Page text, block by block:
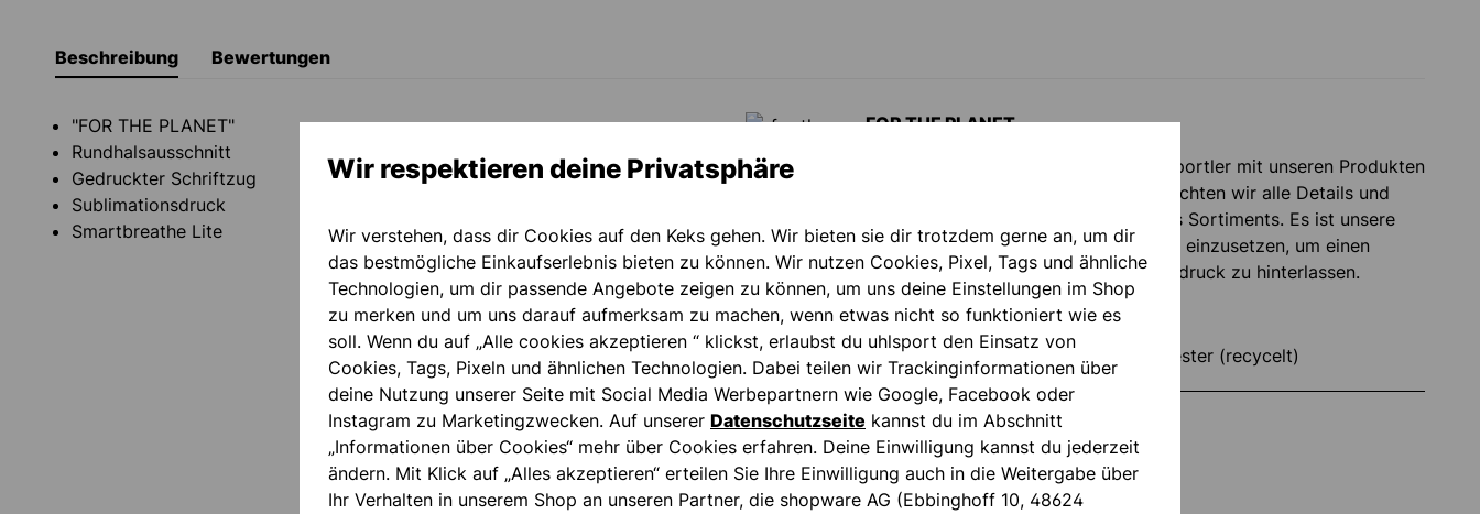
Beschreibung Bewertungen
"FOR THE PLANET"
Rundhalsausschnitt
Gedruckter Schriftzug
Sublimationsdruck
Smartbreathe Lite
FOR THE PLANET
Unser Ziel ist es, Sportlerinnen und Sportler mit unseren Produkten
zu unterstützen. Faser für Faser betrachten wir alle Details und
verbessern die Nachhaltigkeit unseres Sortiments. Es ist unsere
Pflicht natürliche Ressourcen bedacht einzusetzen, um einen
kleinstmöglichen ökologischen Fußabdruck zu hinterlassen.
Materialcode: 100% Polyester (recycelt)
Artikelnummer
Wir respektieren deine Privatsphäre
Wir verstehen, dass dir Cookies auf den Keks gehen. Wir bieten sie dir trotzdem gerne an, um dir
das bestmögliche Einkaufserlebnis bieten zu können. Wir nutzen Cookies, Pixel, Tags und ähnliche
Technologien, um dir passende Angebote zeigen zu können, um uns deine Einstellungen im Shop
zu merken und um uns darauf aufmerksam zu machen, wenn etwas nicht so funktioniert wie es
soll. Wenn du auf „Alle cookies akzeptieren “ klickst, erlaubst du uhlsport den Einsatz von
Cookies, Tags, Pixeln und ähnlichen Technologien. Dabei teilen wir Trackinginformationen über
deine Nutzung unserer Seite mit Social Media Werbepartnern wie Google, Facebook oder
Instagram zu Marketingzwecken. Auf unserer Datenschutzseite kannst du im Abschnitt
„Informationen über Cookies“ mehr über Cookies erfahren. Deine Einwilligung kannst du jederzeit
ändern. Mit Klick auf „Alles akzeptieren“ erteilen Sie Ihre Einwilligung auch in die Weitergabe über
Ihr Verhalten in unserem Shop an unseren Partner, die shopware AG (Ebbinghoff 10, 48624